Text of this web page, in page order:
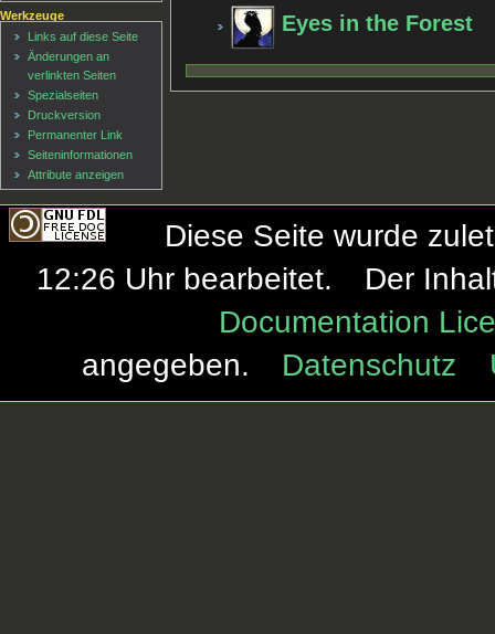
Eyes in the Forest
Werkzeuge
Links auf diese Seite
Änderungen an
verlinkten Seiten
Spezialseiten
Druckversion
Permanenter Link
Seiten­informationen
Attribute anzeigen
Diese Seite wurde
12:26 Uhr bearbeitet.
Der
Documentation
angegeben.
Datenschutz